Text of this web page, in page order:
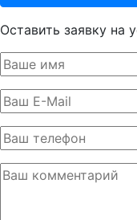
Оставить заявку на